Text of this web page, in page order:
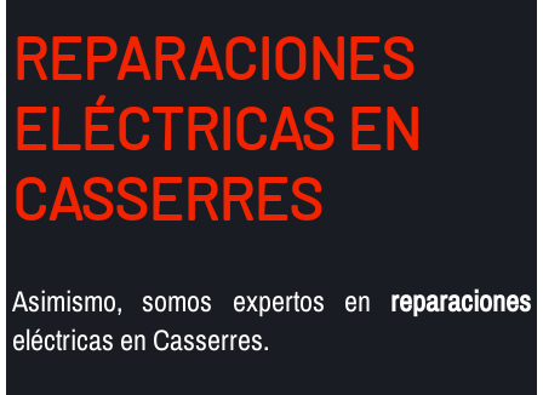
REPARACIONES
ELÉCTRICAS EN
CASSERRES
Asimismo, somos expertos en reparaciones
eléctricas en Casserres.